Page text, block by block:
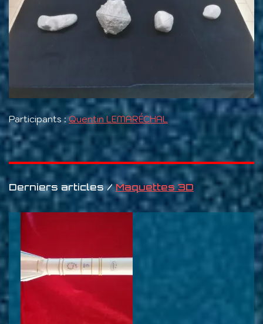
Participants :Quentin LEMARÉCHAL
Derniers articles /Maquettes 3D